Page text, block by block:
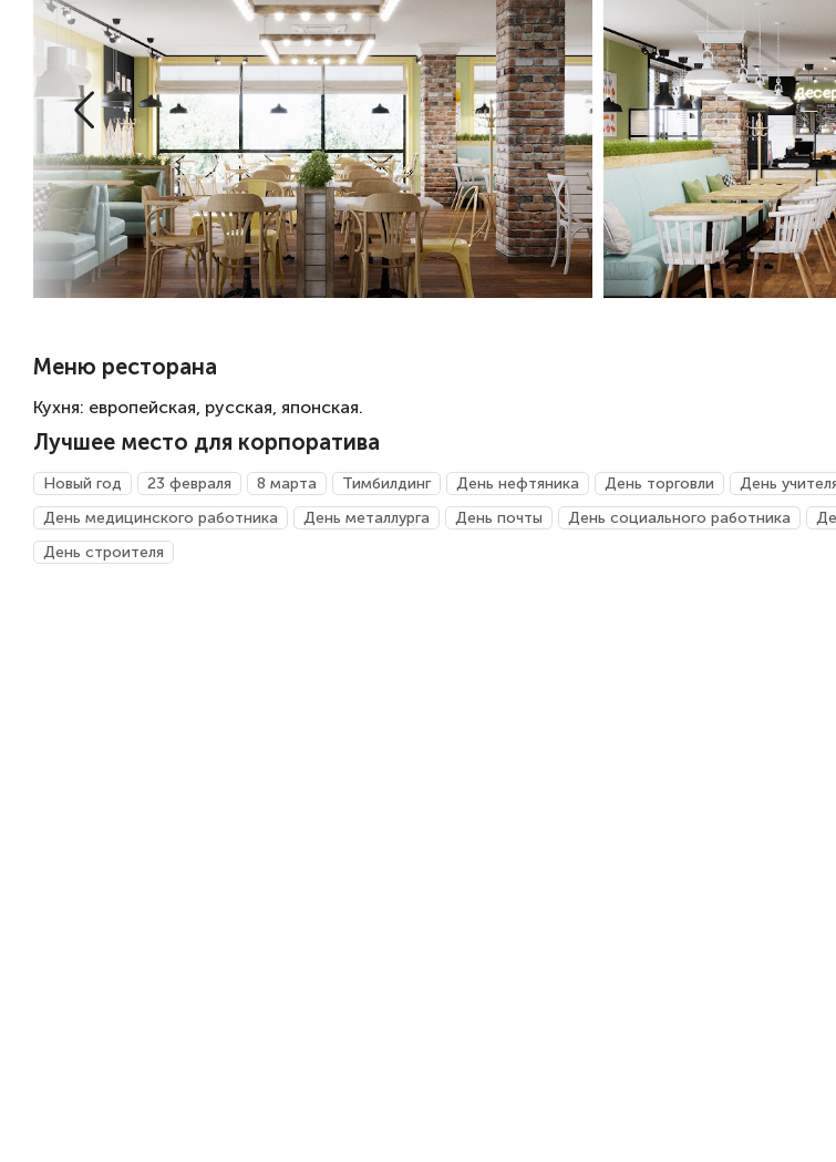
Меню ресторана
Кухня: европейская, русская, японская.
Лучшее место для корпоратива
Новый год 23 февраля 8 марта Тимбилдинг День нефтяника День торговли День
День медицинского работника
День металлурга День почты День социального работника
День строителя